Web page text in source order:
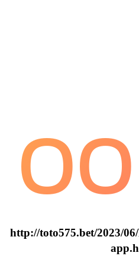
http://toto575.bet/2023/